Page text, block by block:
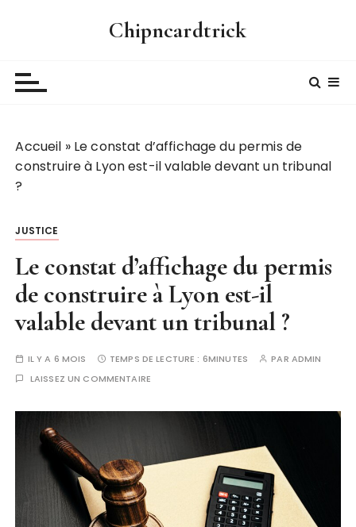
Chipncardtrick
Accueil » Le constat d’affichage du permis de
construire à Lyon est-il valable devant un tribunal
?
JUSTICE
Le constat d’affichage du permis
de construire à Lyon est-il
valable devant un tribunal ?
IL Y A 6 MOIS TEMPS DE LECTURE : 6MINUTES PAR ADMIN
LAISSEZ UN COMMENTAIRE